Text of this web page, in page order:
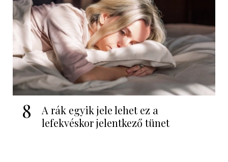
8
A rák egyik jele lehet ez a
lefekvéskor jelentkező tünet